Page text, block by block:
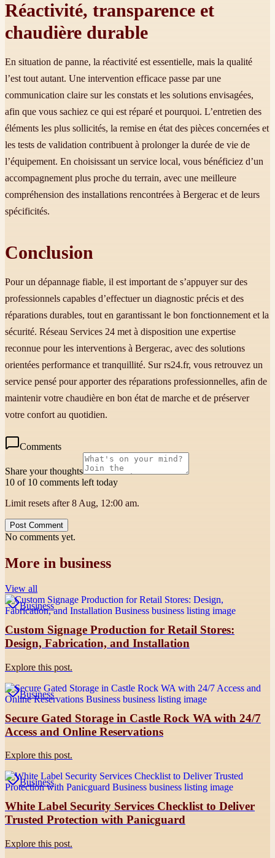
Réactivité, transparence et
chaudière durable
En situation de panne, la réactivité est essentielle, mais la qualité
l’est tout autant. Une intervention efficace passe par une
communication claire sur les constats et les solutions envisagées,
afin que vous sachiez ce qui est réparé et pourquoi. L’entretien des
éléments les plus sollicités, la remise en état des pièces concernées et
les tests de validation contribuent à prolonger la durée de vie de
l’équipement. En choisissant un service local, vous bénéficiez d’un
accompagnement plus proche du terrain, avec une meilleure
compréhension des installations rencontrées à Bergerac et de leurs
spécificités.
Conclusion
Pour un dépannage fiable, il est important de s’appuyer sur des
professionnels capables d’effectuer un diagnostic précis et des
réparations durables, tout en garantissant le bon fonctionnement et la
sécurité. Réseau Services 24 met à disposition une expertise
reconnue pour les interventions à Bergerac, avec des solutions
orientées performance et tranquillité. Sur rs24.fr, vous retrouvez un
service pensé pour apporter des réparations professionnelles, afin de
maintenir votre chaudière en bon état de marche et de préserver
votre confort au quotidien.
Comments
Share your thoughts
10 of 10 comments left today
Limit resets after 8 Aug, 12:00 am.
Post Comment
No comments yet.
More in business
View all
Business
Custom Signage Production for Retail Stores:
Design, Fabrication, and Installation
Explore this post.
Business
Secure Gated Storage in Castle Rock WA with 24/7
Access and Online Reservations
Explore this post.
Business
White Label Security Services Checklist to Deliver
Trusted Protection with Panicguard
Explore this post.